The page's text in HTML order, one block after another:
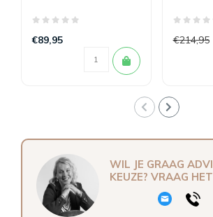
€89,95
€214,95
WIL JE GRAAG
KEUZE? VRAAG